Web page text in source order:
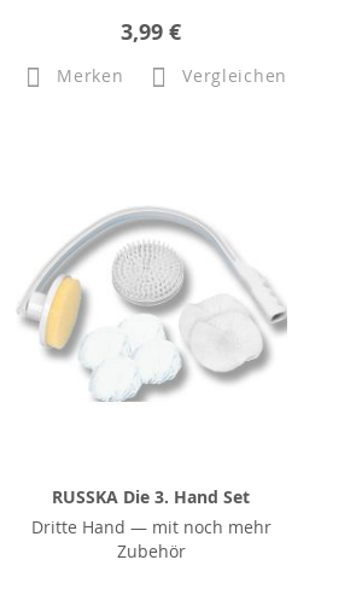
3,99 €
Merken Vergleichen
RUSSKA Die 3. Hand Set
Dritte Hand — mit noch mehr
Zubehör